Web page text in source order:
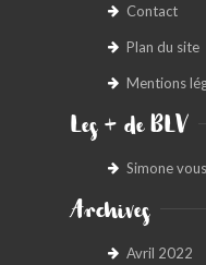
Contact
Plan du site
Mentions
Les + de BLV
Simone
Archives
Avril 2022